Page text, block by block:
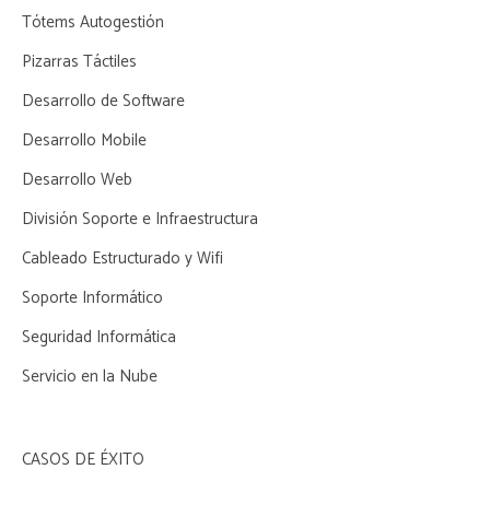
Tótems Autogestión
Pizarras Táctiles
Desarrollo de Software
Desarrollo Mobile
Desarrollo Web
División Soporte e Infraestructura
Cableado Estructurado y Wifi
Soporte Informático
Seguridad Informática
Servicio en la Nube
CASOS DE ÉXITO